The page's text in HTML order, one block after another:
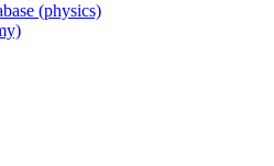
(physics)